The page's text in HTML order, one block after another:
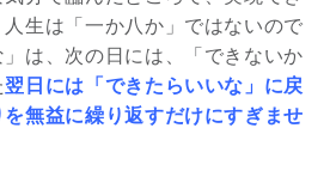
生は「一か八か」ではないので
は、次の日には、「できないか
翌日には「できたらいいな」に戻
無益に繰り返すだけにすぎませ